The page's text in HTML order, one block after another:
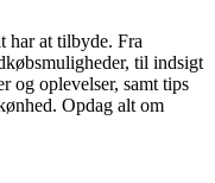
har at tilbyde. Fra
til indsigt
og oplevelser, samt tips
Opdag alt om